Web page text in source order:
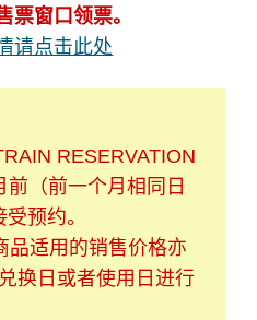
票窗口领票。
请点击此处
RESERVATION
（前一个月相同日
预约。
品适用的销售价格亦
换日或者使用日进行